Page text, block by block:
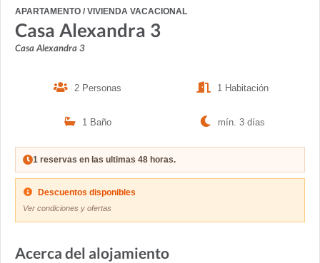
APARTAMENTO / VIVIENDA VACACIONAL
Casa Alexandra 3
Casa Alexandra 3
2 Personas 1 Habitación
1 Baño mín. 3 días
1 reservas en las ultimas 48 horas.
Descuentos disponibles
Ver condiciones y ofertas
Acerca del alojamiento